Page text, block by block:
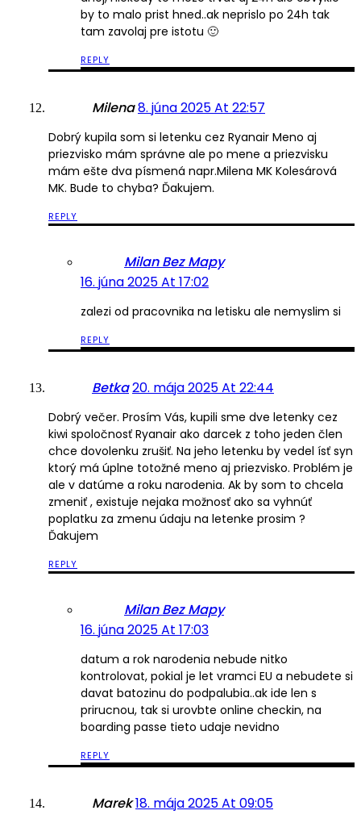
by to malo prist hned..ak neprislo po 24h tak
tam zavolaj pre istotu 🙂
REPLY
Milena8. júna 2025 At 22:57
Dobrý kupila som si letenku cez Ryanair Meno aj
priezvisko mám správne ale po mene a priezvisku
mám ešte dva písmená napr.Milena MK Kolesárová
MK. Bude to chyba? Ďakujem.
REPLY
Milan Bez Mapy
16. júna 2025 At 17:02
zalezi od pracovnika na letisku ale nemyslim si
REPLY
Betka20. mája 2025 At 22:44
Dobrý večer. Prosím Vás, kupili sme dve letenky cez
kiwi spoločnosť Ryanair ako darcek z toho jeden člen
chce dovolenku zrušiť. Na jeho letenku by vedel ísť syn
ktorý má úplne totožné meno aj priezvisko. Problém je
ale v datúme a roku narodenia. Ak by som to chcela
zmeniť , existuje nejaka možnosť ako sa vyhnúť
poplatku za zmenu údaju na letenke prosim ?
Ďakujem
REPLY
Milan Bez Mapy
16. júna 2025 At 17:03
datum a rok narodenia nebude nitko
kontrolovat, pokial je let vramci EU a nebudete si
davat batozinu do podpalubia..ak ide len s
prirucnou, tak si urovbte online checkin, na
boarding passe tieto udaje nevidno
REPLY
Marek18. mája 2025 At 09:05